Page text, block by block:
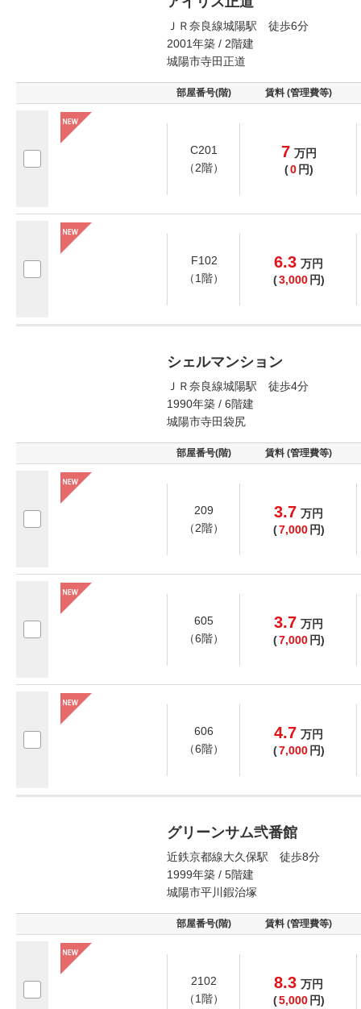
ＪＲ奈良線城陽駅 徒歩6分
2001年築 / 2階建
城陽市寺田正道
部屋番号(階) 賃料 (管理費等)
C201
（2階）
7 万円
(0 円)
F102
（1階）
6.3 万円
(3,000 円)
シェルマンション
ＪＲ奈良線城陽駅 徒歩4分
1990年築 / 6階建
城陽市寺田袋尻
部屋番号(階) 賃料 (管理費等)
209
（2階）
3.7 万円
(7,000 円)
605
（6階）
3.7 万円
(7,000 円)
606
（6階）
4.7 万円
(7,000 円)
グリーンサム弐番館
近鉄京都線大久保駅 徒歩8分
1999年築 / 5階建
城陽市平川鍜治塚
部屋番号(階) 賃料 (管理費等)
2102
（1階）
8.3 万円
(5,000 円)